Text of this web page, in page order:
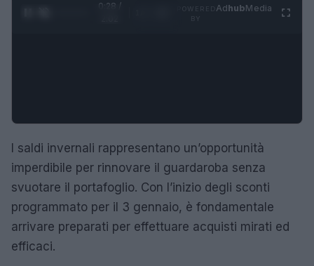
0:29 /
AdhubMedia
I saldi invernali rappresentano un’opportunità
imperdibile per rinnovare il guardaroba senza
svuotare il portafoglio. Con l’inizio degli sconti
programmato per il 3 gennaio, è fondamentale
arrivare preparati per effettuare acquisti mirati ed
efficaci.